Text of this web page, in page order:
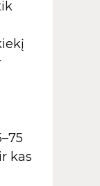
kas